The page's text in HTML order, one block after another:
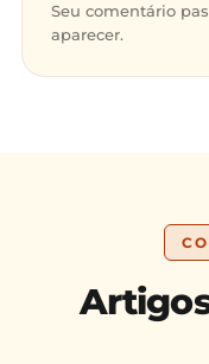
Seu comentário
aparecer.